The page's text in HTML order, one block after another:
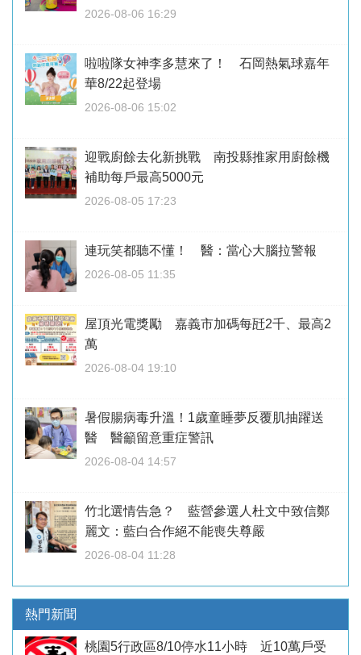
2026-08-06 16:29
啦啦隊女神李多慧來了！ 石岡熱氣球嘉年
華8/22起登場
2026-08-06 15:02
迎戰廚餘去化新挑戰 南投縣推家用廚餘機
補助每戶最高5000元
2026-08-05 17:23
連玩笑都聽不懂！ 醫：當心大腦拉警報
2026-08-05 11:35
屋頂光電獎勵 嘉義市加碼每瓩2千、最高2
萬
2026-08-04 19:10
暑假腸病毒升溫！1歲童睡夢反覆肌抽躍送
醫 醫籲留意重症警訊
2026-08-04 14:57
竹北選情告急？ 藍營參選人杜文中致信鄭
麗文：藍白合作絕不能喪失尊嚴
2026-08-04 11:28
熱門新聞
桃園5行政區8/10停水11小時 近10萬戶受